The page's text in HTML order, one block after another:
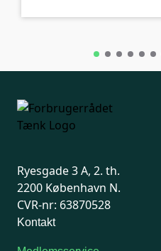
Ryesgade 3 A, 2. th.
2200 København N.
CVR-nr: 63870528
Kontakt